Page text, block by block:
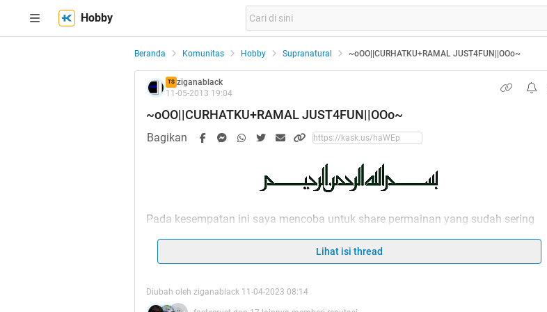
Hobby
Beranda Komunitas Hobby Supranatural ~oOO||CURHATKU+RAMAL JUST4FUN||OOo~
TS ziganablack
11-05-2013 19:04
~oOO||CURHATKU+RAMAL JUST4FUN||OOo~
Bagikan
Pada kesempatan ini saya mencoba untuk share permainan yang sudah sering
saya lakukan baik di REAL maupun di DUMAY, saya namakanRamalJust4fun dan
bertujuan bahwa semata2x apa yg saya lakukan ini hanya untuk mengisi
mungkin penat dan lelah sehabis beraktivitas atau yg tengah dirundung
masalah....
Lihat isi thread
Diubah oleh ziganablack 11-04-2023 08:14